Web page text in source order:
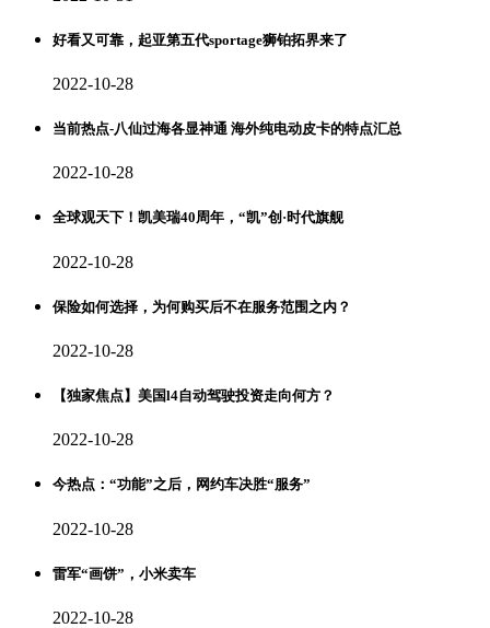
好看又可靠，起亚第五代sportage狮铂拓界来了
2022-10-28
当前热点-八仙过海各显神通 海外纯电动皮卡的特点汇总
2022-10-28
全球观天下！凯美瑞40周年，“凯”创·时代旗舰
2022-10-28
保险如何选择，为何购买后不在服务范围之内？
2022-10-28
【独家焦点】美国l4自动驾驶投资走向何方？
2022-10-28
今热点：“功能”之后，网约车决胜“服务”
2022-10-28
雷军“画饼”，小米卖车
2022-10-28